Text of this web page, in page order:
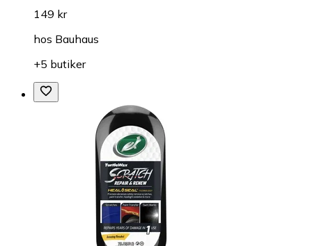
149 kr
hos Bauhaus
+5 butiker